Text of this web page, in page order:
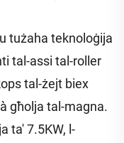
tużaha teknoloġija
tal-assi tal-roller
tal-żejt biex
għolja tal-magna.
ta' 7.5KW, l-